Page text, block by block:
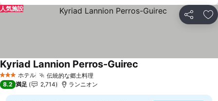
シェア お
人気施設
3 ホテルのランク
ホテル 伝統的な郷土料理
Kyriad Lannion Perros-Guirec
8.2 満足 2,714 ランニオン